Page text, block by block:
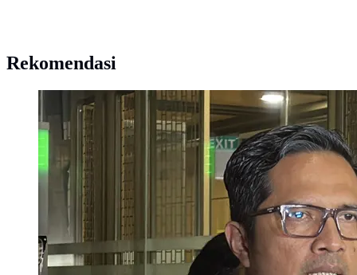
Rekomendasi